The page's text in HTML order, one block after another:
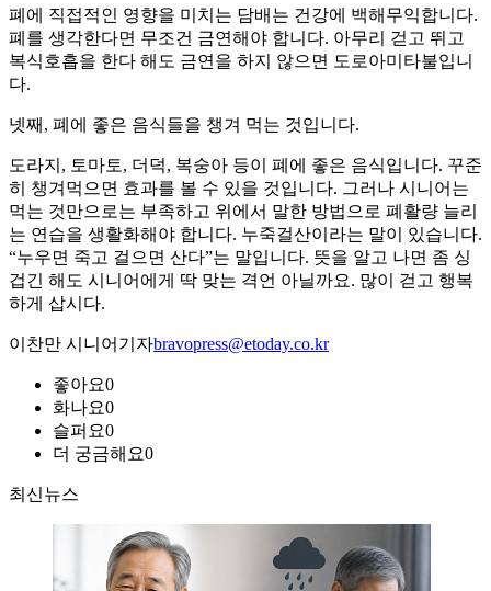
폐에 직접적인 영향을 미치는 담배는 건강에 백해무익합니다.
폐를 생각한다면 무조건 금연해야 합니다. 아무리 걷고 뛰고
복식호흡을 한다 해도 금연을 하지 않으면 도로아미타불입니
다.
넷째, 폐에 좋은 음식들을 챙겨 먹는 것입니다.
도라지, 토마토, 더덕, 복숭아 등이 폐에 좋은 음식입니다. 꾸준
히 챙겨먹으면 효과를 볼 수 있을 것입니다. 그러나 시니어는
먹는 것만으로는 부족하고 위에서 말한 방법으로 폐활량 늘리
는 연습을 생활화해야 합니다. 누죽걸산이라는 말이 있습니다.
“누우면 죽고 걸으면 산다”는 말입니다. 뜻을 알고 나면 좀 싱
겁긴 해도 시니어에게 딱 맞는 격언 아닐까요. 많이 걷고 행복
하게 삽시다.
이찬만 시니어기자bravopress@etoday.co.kr
좋아요0
화나요0
슬퍼요0
더 궁금해요0
최신뉴스